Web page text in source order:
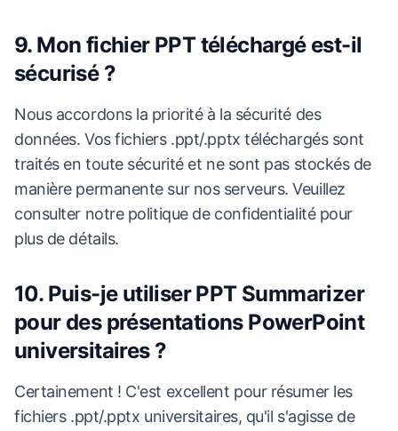
9. Mon fichier PPT téléchargé est-il
sécurisé ?
Nous accordons la priorité à la sécurité des
données. Vos fichiers .ppt/.pptx téléchargés sont
traités en toute sécurité et ne sont pas stockés de
manière permanente sur nos serveurs. Veuillez
consulter notre politique de confidentialité pour
plus de détails.
10. Puis-je utiliser PPT Summarizer
pour des présentations PowerPoint
universitaires ?
Certainement ! C'est excellent pour résumer les
fichiers .ppt/.pptx universitaires, qu'il s'agisse de